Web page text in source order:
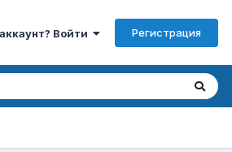
Войти Регистрация